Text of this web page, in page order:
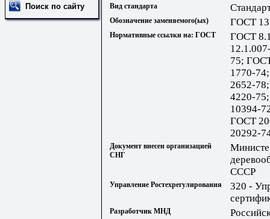
Поиск по сайту Вид стандарта
Обозначение заменяемого(ых) ГОСТ
Нормативные ссылки на: ГОСТ
ГОСТ
75;
1770-
2652-
4220-
10394-
ГОСТ
20292-
Документ внесен организацией
СНГ
СССР
Управление Ростехрегулирования
320 -
Разработчик МНД